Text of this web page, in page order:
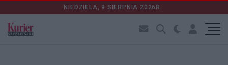
NIEDZIELA, 9 SIERPNIA 2026R.